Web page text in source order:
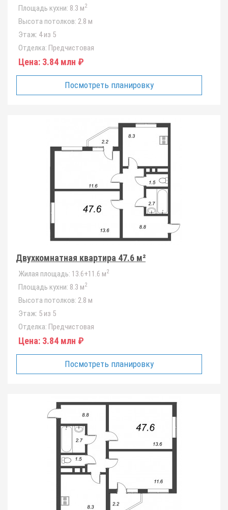
Площадь кухни: 8.3 м2
Высота потолков: 2.8 м
Этаж: 4 из 5
Отделка: Предчистовая
Цена: 3.84 млн ₽
Посмотреть планировку
Двухкомнатная квартира 47.6 м²
Жилая площадь: 13.6+11.6 м2
Площадь кухни: 8.3 м2
Высота потолков: 2.8 м
Этаж: 5 из 5
Отделка: Предчистовая
Цена: 3.84 млн ₽
Посмотреть планировку